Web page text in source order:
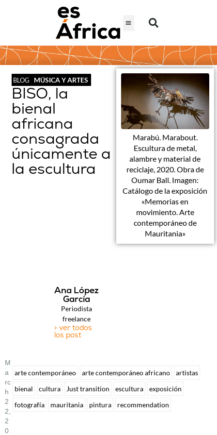
BLOG MÚSICA Y ARTES
BISO, la
bienal
africana
consagrada
únicamente a
la escultura
Marabú. Marabout.
Escultura de metal,
alambre y material de
reciclaje, 2020. Obra de
Oumar Ball. Imagen:
Catálogo de la exposición
«Memorias en
movimiento. Arte
contemporáneo de
Mauritania»
Ana López
García
Periodista
freelance
> ver todos
los post
M
A
Rc
H
2
2,
2
0
arte contemporáneo arte contemporáneo africano
artistas
bienal
cultura Just transition escultura
exposición
fotografía
mauritania pintura recommendation